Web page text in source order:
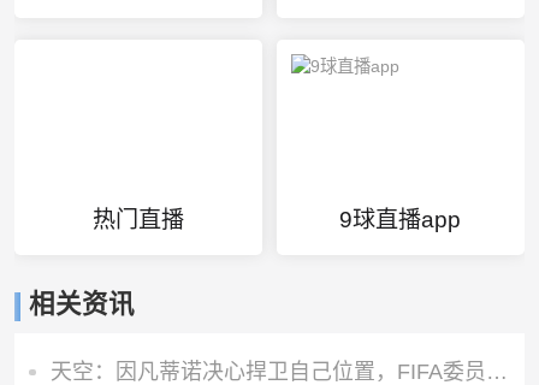
热门直播 9球直播app
相关资讯
天空：因凡蒂诺决心捍卫自己位置，FIFA委员会公开致信表达支持